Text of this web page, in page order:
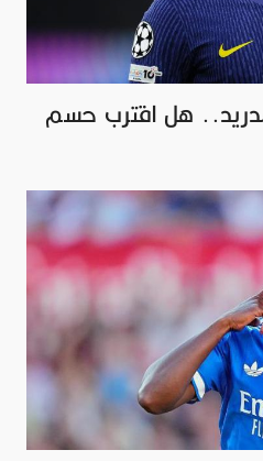
هل اقترب حسم